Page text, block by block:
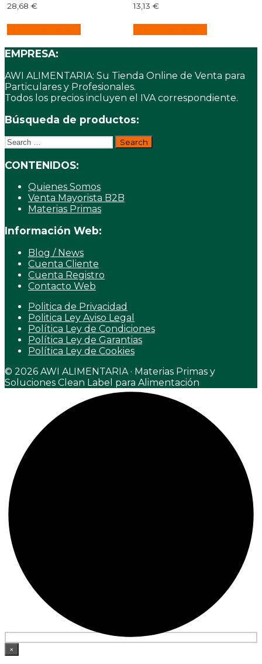
28,68€ 13,13€
EMPRESA:
AWI ALIMENTARIA: Su Tienda Online de Venta para
Particulares y Profesionales.
Todos los precios incluyen el IVA correspondiente.
Búsqueda de productos:
Search
for:
CONTENIDOS:
Quienes Somos
Venta Mayorista B2B
Materias Primas
Información Web:
Blog / News
Cuenta Cliente
Cuenta Registro
Contacto Web
Politica de Privacidad
Politica Ley Aviso Legal
Política Ley de Condiciones
Política Ley de Garantias
Política Ley de Cookies
© 2026 AWI ALIMENTARIA · Materias Primas y
Soluciones Clean Label para Alimentación
×